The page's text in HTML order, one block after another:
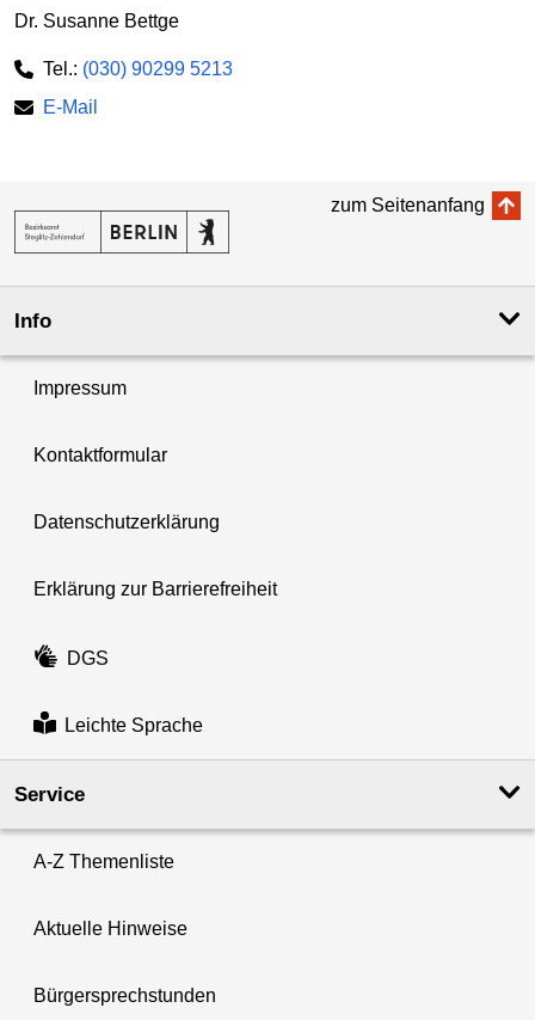
Dr. Susanne Bettge
Tel.: (030) 90299 5213
E-Mail
zum Seitenanfang
Info
Impressum
Kontaktformular
Datenschutzerklärung
Erklärung zur Barrierefreiheit
DGS
Leichte Sprache
Service
A-Z Themenliste
Aktuelle Hinweise
Bürgersprechstunden